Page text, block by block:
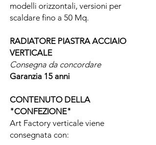
modelli orizzontali, versioni per
scaldare fino a 50 Mq.
RADIATORE PIASTRA ACCIAIO
VERTICALE
Consegna da concordare
Garanzia 15 anni
CONTENUTO DELLA
"CONFEZIONE"
Art Factory verticale viene
consegnata con: